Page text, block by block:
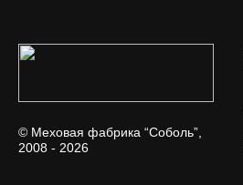
© Меховая фабрика “Соболь”,
2008 - 2026